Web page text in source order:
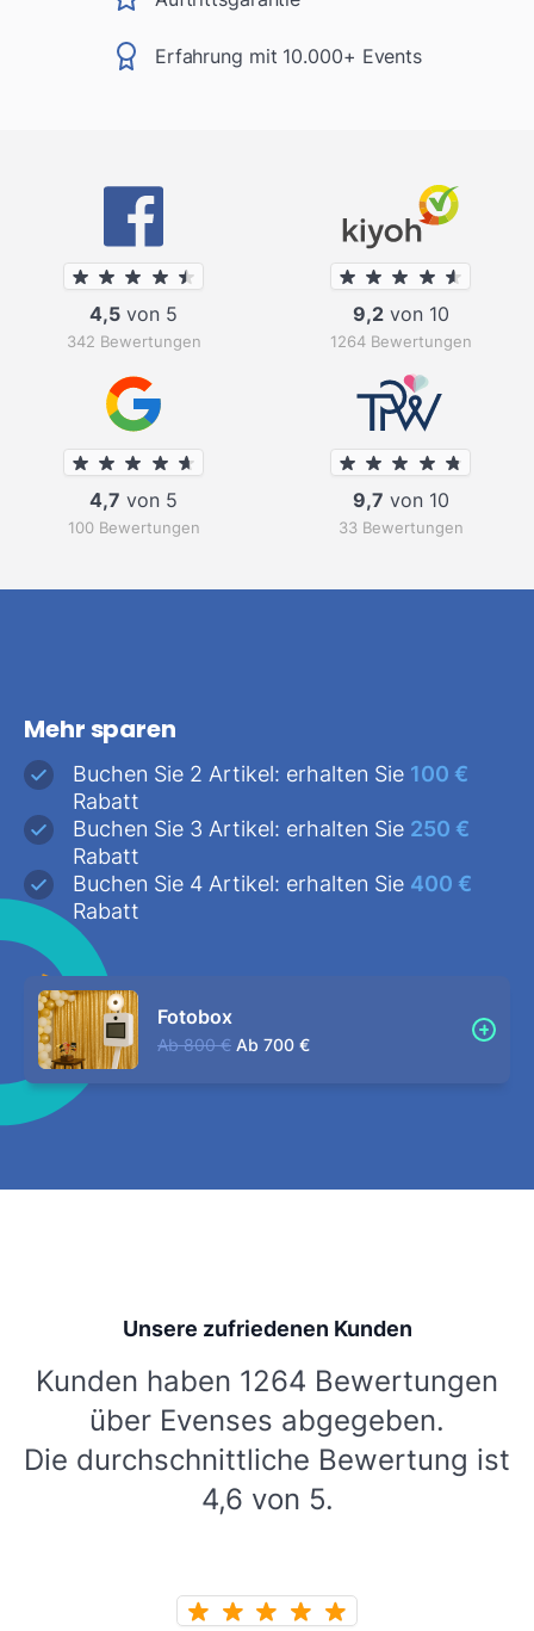
Erfahrung mit 10.000+ Events
4,5 von 5
342 Bewertungen
9,2von 10
1264 Bewertungen
4,7 von 5
100 Bewertungen
9,7 von 10
33 Bewertungen
Mehr sparen
Buchen Sie 2 Artikel: erhalten Sie 100 €
Rabatt
Buchen Sie 3 Artikel: erhalten Sie 250 €
Rabatt
Buchen Sie 4 Artikel: erhalten Sie 400 €
Rabatt
Fotobox
Ab 800 € Ab 700 €
Unsere zufriedenen Kunden
Kunden haben 1264 Bewertungen
über Evenses abgegeben.
Die durchschnittliche Bewertung ist
4,6 von 5.